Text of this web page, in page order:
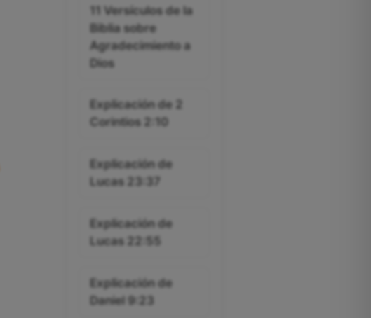
11 Versículos de la
Biblia sobre
Agradecimiento a
Dios
Explicación de 2
Corintios 2:10
Explicación de
Lucas 23:37
Explicación de
Lucas 22:55
Explicación de
Daniel 9:23